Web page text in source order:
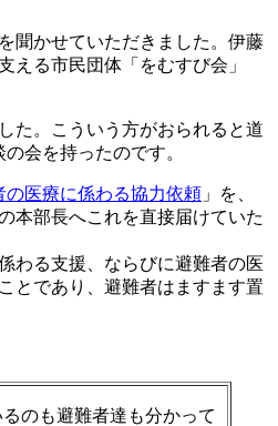
聞かせていただきました。伊藤
る市民団体「をむすび会」
た。こういう方がおられると道
会を持ったのです。
医療に係わる協力依頼 」を、
本部長へこれを直接届けていた
わる支援、ならびに避難者の医
とであり、避難者はますます置
のも避難者達も分かって